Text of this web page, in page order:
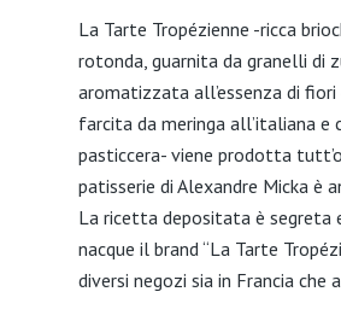
La Tarte Tropézienne -ricca
rotonda, guarnita da granelli di
aromatizzata all’essenza di fiori
farcita da meringa all’italiana e
pasticcera- viene prodotta
patisserie di Alexandre Micka è
La ricetta depositata è segreta
nacque il brand “La Tarte
diversi negozi sia in Francia che